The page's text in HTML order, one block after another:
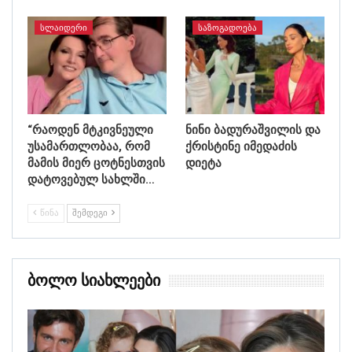
ᲡᲚᲐᲘᲓᲔᲠᲘ
“რაოდენ მტკივნეული
უსამართლობაა, რომ
მამის მიერ ცოტნესთვის
დატოვებულ სახლში…
ᲡᲐᲖᲝᲒᲐᲓᲝᲔᲑᲐ
ნინი ბადურაშვილის და
ქრისტინე იმედაძის
დიეტა
ᲬᲘᲜᲐ ᲨᲔᲛᲓᲔᲒᲘ
Ბოლო Სიახლეები